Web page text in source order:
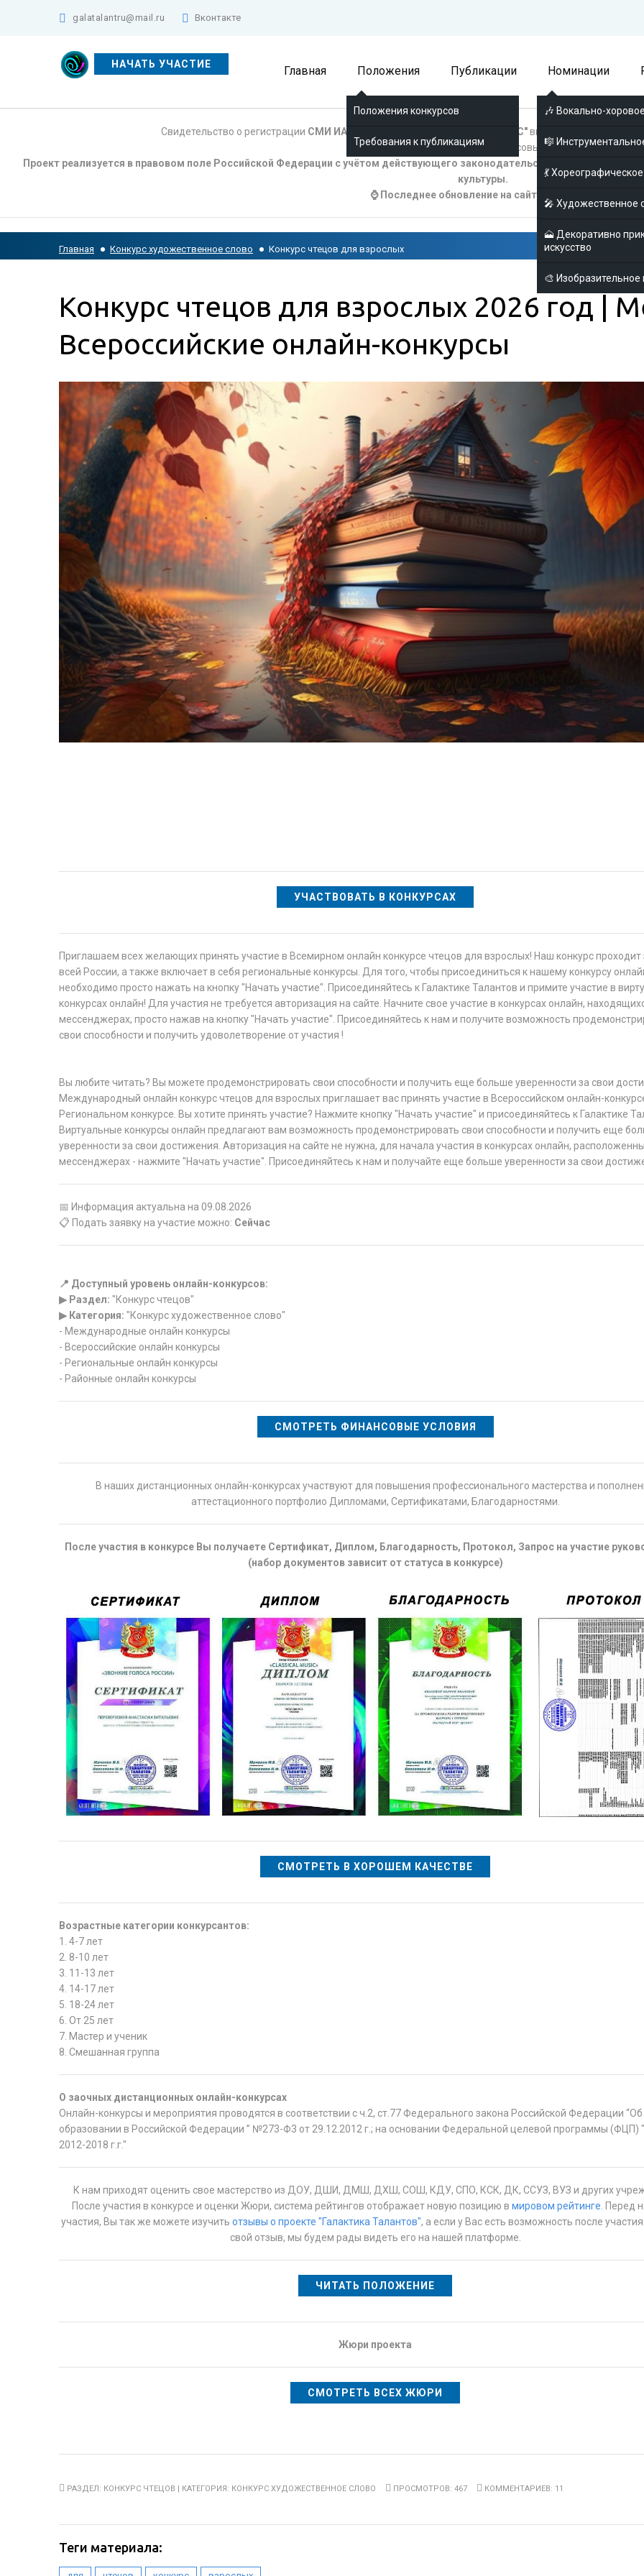
galatalantru@mail.ru Вконтакте
НАЧАТЬ УЧАСТИЕ
Главная Положения
Положения конкурсов
Требования к публикациям
Публикации Номинации
🎶 Вокально-
🎼
💃
🎤 Художественное
🗻 Декоративно
искусство
🎨 Изобразительное
Свидетельство о регистрации СМИ ИА № ФС77-8039 "Соответсвует ФГОС"выдано Федеральной
информационных технологий и массовых коммуникаций.
Проект реализуется в правовом поле Российской Федерации с учётом действующего законодательства и официальных
культуры.
⌚ Последнее обновление на сайте 09.08.2026
Главная Конкурс художественное слово Конкурс чтецов для взрослых
Конкурс чтецов для взрослых 2026 год |
Всероссийские онлайн-конкурсы
УЧАСТВОВАТЬ В КОНКУРСАХ
Приглашаем всех желающих принять участие в Всемирном онлайн конкурсе чтецов для взрослых! Наш конкурс проходит
всей России, а также включает в себя региональные конкурсы. Для того, чтобы присоединиться к нашему конкурсу
необходимо просто нажать на кнопку "Начать участие". Присоединяйтесь к Галактике Талантов и примите участие в
конкурсах онлайн! Для участия не требуется авторизация на сайте. Начните свое участие в конкурсах онлайн,
мессенджерах, просто нажав на кнопку "Начать участие". Присоединяйтесь к нам и получите возможность
свои способности и получить удоволетворение от участия !
Вы любите читать? Вы можете продемонстрировать свои способности и получить еще больше уверенности за свои
Международный онлайн конкурс чтецов для взрослых приглашает вас принять участие в Всероссийском онлайн-
Региональном конкурсе. Вы хотите принять участие? Нажмите кнопку "Начать участие" и присоединяйтесь к Галактике
Виртуальные конкурсы онлайн предлагают вам возможность продемонстрировать свои способности и получить еще
уверенности за свои достижения. Авторизация на сайте не нужна, для начала участия в конкурсах онлайн,
мессенджерах - нажмите "Начать участие". Присоединяйтесь к нам и получайте еще больше уверенности за свои
📅 Информация актуальна на 09.08.2026
📋 Подать заявку на участие можно: Сейчас
📍 Доступный уровень онлайн-конкурсов:
▶ Раздел: "Конкурс чтецов"
▶ Категория: "Конкурс художественное слово"
- Международные онлайн конкурсы
- Всероссийские онлайн конкурсы
- Региональные онлайн конкурсы
- Районные онлайн конкурсы
СМОТРЕТЬ ФИНАНСОВЫЕ УСЛОВИЯ
В наших дистанционных онлайн-конкурсах участвуют для повышения профессионального мастерства и
аттестационного портфолио Дипломами, Сертификатами, Благодарностями.
После участия в конкурсе Вы получаете Сертификат, Диплом, Благодарность, Протокол, Запрос на участие
(набор документов зависит от статуса в конкурсе)
СМОТРЕТЬ В ХОРОШЕМ КАЧЕСТВЕ
Возрастные категории конкурсантов:
1. 4-7 лет
2. 8-10 лет
3. 11-13 лет
4. 14-17 лет
5. 18-24 лет
6. От 25 лет
7. Мастер и ученик
8. Смешанная группа
О заочных дистанционных онлайн-конкурсах
Онлайн-конкурсы и мероприятия проводятся в соответствии с ч.2, ст.77 Федерального закона Российской Федерации “Об
образовании в Российской Федерации ” №273-Ф3 от 29.12.2012 г.; на основании Федеральной целевой программы (ФЦП)
2012-2018 г.г."
К нам приходят оценить свое мастерство из ДОУ, ДШИ, ДМШ, ДХШ, СОШ, КДУ, СПО, КСК, ДК, ССУЗ, ВУЗ и других
После участия в конкурсе и оценки Жюри, система рейтингов отображает новую позицию в мировом рейтинге . Перед
участия, Вы так же можете изучить отзывы о проекте "Галактика Талантов", а если у Вас есть возможность после
свой отзыв, мы будем рады видеть его на нашей платформе.
ЧИТАТЬ ПОЛОЖЕНИЕ
Жюри проекта
СМОТРЕТЬ ВСЕХ ЖЮРИ
РАЗДЕЛ: КОНКУРС ЧТЕЦОВ | КАТЕГОРИЯ: КОНКУРС ХУДОЖЕСТВЕННОЕ СЛОВО ПРОСМОТРОВ: 467 КОММЕНТАРИЕВ: 11
Теги материала: